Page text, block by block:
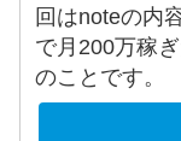
回はnoteの内
で月200万稼
のことです。